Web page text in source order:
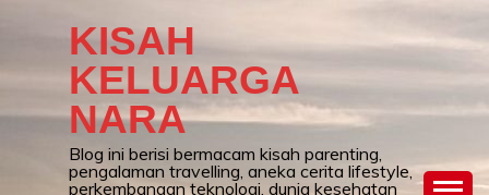
KISAH
KELUARGA
NARA
Blog ini berisi bermacam kisah parenting,
pengalaman travelling, aneka cerita lifestyle,
perkembangan teknologi, dunia kesehatan